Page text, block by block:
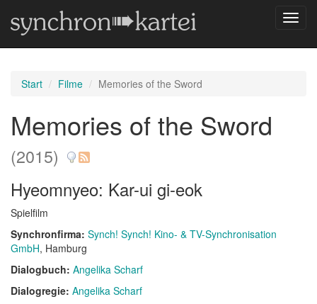
Start Filme Memories of the Sword
Memories of the Sword
(2015)
Hyeomnyeo: Kar-ui gi-eok
Spielfilm
Synchronfirma: Synch! Synch! Kino- & TV-Synchronisation
GmbH, Hamburg
Dialogbuch: Angelika Scharf
Dialogregie: Angelika Scharf